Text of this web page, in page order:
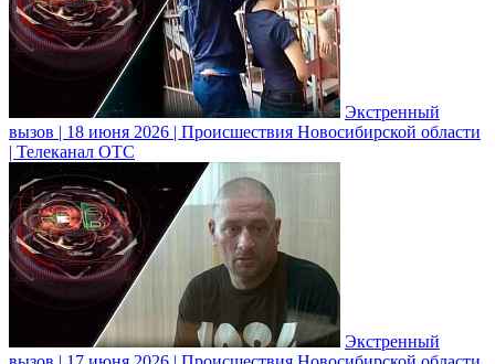
Экстренный
вызов | 18 июня 2026 | Происшествия Новосибирской области
| Телеканал ОТС
Экстренный